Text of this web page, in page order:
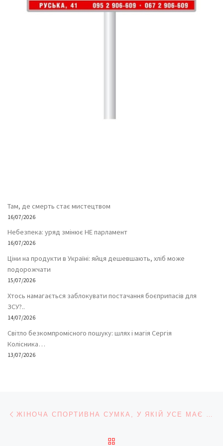
Там, де смерть стає мистецтвом
16/07/2026
Небезпека: уряд змінює НЕ парламент
16/07/2026
Ціни на продукти в Україні: яйця дешевшають, хліб може
подорожчати
15/07/2026
Хтось намагається заблокувати постачання боєприпасів для
ЗСУ?..
14/07/2026
Світло безкомпромісного пошуку: шлях і магія Сергія
Колісника…
13/07/2026
Навігація записів